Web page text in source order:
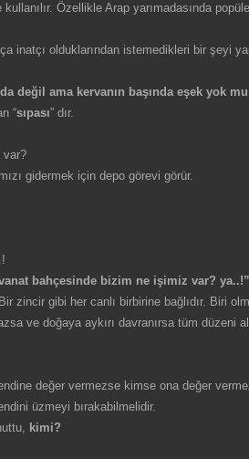
Özellikle Arap yarımadasında
inatçı olduklarından istemedikleri bir şeyi
değil ama kervanın başında eşek yok
“sıpası” dır.
var?
gidermek için depo görevi görür.
bahçesinde bizim ne işimiz var? ya..!”
zincir gibi her canlı birbirine bağlıdır. Biri
ve doğaya aykırı davranırsa tüm
değer vermezse kimse ona değer
üzmeyi bırakabilmelidir.
kimi?